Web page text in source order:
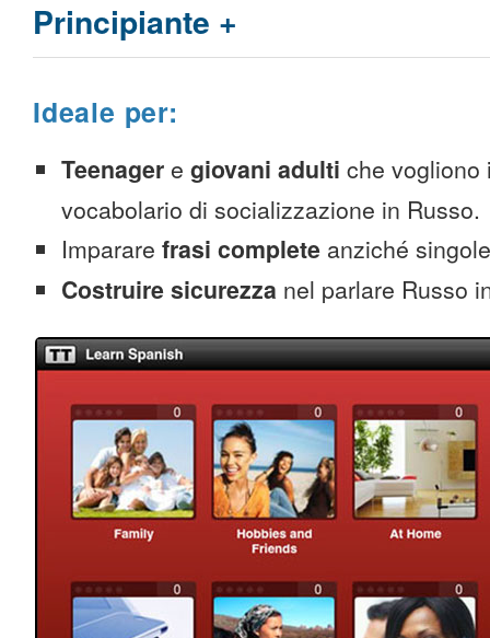
Principiante +
Ideale per:
Teenager e giovani adulti che vogliono
vocabolario di socializzazione in Russo.
Imparare frasi complete anziché
Costruire sicurezza nel parlare Russo